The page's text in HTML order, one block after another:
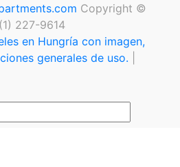
Copyright ©
227-9614
en Hungría con imagen,
generales de uso.